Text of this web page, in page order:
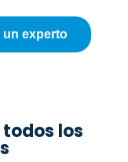
un experto
los